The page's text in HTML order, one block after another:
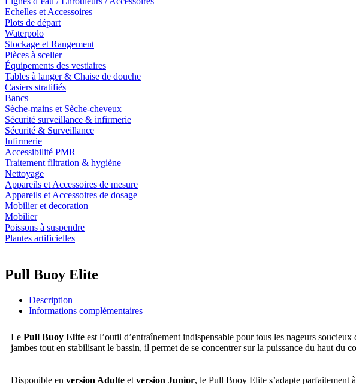
Echelles et Accessoires
Plots de départ
Waterpolo
Stockage et Rangement
Pièces à sceller
Équipements des vestiaires
Tables à langer & Chaise de douche
Casiers stratifiés
Bancs
Sèche-mains et Sèche-cheveux
Sécurité surveillance & infirmerie
Sécurité & Surveillance
Infirmerie
Accessibilité PMR
Traitement filtration & hygiène
Nettoyage
Appareils et Accessoires de mesure
Appareils et Accessoires de dosage
Mobilier et decoration
Mobilier
Poissons à suspendre
Plantes artificielles
Pull Buoy Elite
Description
Informations complémentaires
Le Pull Buoy Elite est l’outil d’entraînement indispensable pour tous les nageurs
jambes tout en stabilisant le bassin, il permet de se concentrer sur la puissance du haut du
Disponible en version Adulte et version Junior, le Pull Buoy Elite s’adapte parfaitement